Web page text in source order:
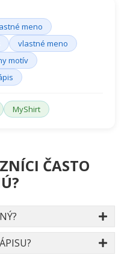
meno
vlastné meno
motív
MyShirt
ČASTO